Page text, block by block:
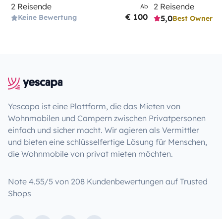
2 Reisende
Keine Bewertung
Ab
€ 100
2 Reisende
5,0Best Owner
Yescapa ist eine Plattform, die das Mieten von
Wohnmobilen und Campern zwischen Privatpersonen
einfach und sicher macht. Wir agieren als Vermittler
und bieten eine schlüsselfertige Lösung für Menschen,
die Wohnmobile von privat mieten möchten.
Note 4.55/5 von 208 Kundenbewertungen auf Trusted
Shops